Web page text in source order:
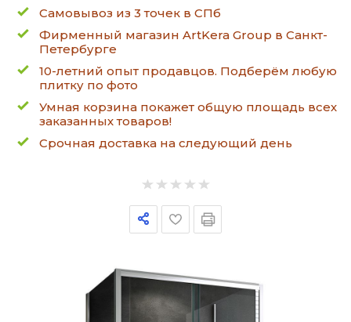
Самовывоз из 3 точек в СПб
Фирменный магазин ArtKera Group в Санкт-
Петербурге
10-летний опыт продавцов. Подберём любую
плитку по фото
Умная корзина покажет общую площадь всех
заказанных товаров!
Срочная доставка на следующий день